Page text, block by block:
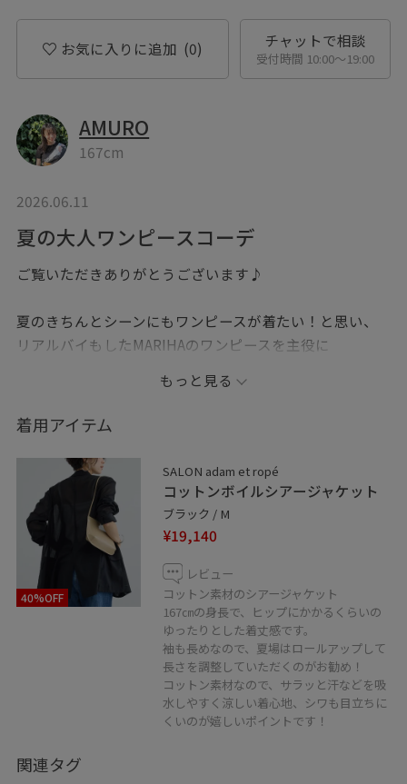
お気に入りに追加 (0) チャットで相談
受付時間 10:00〜19:00
AMURO
167cm
2026.06.11
夏の大人ワンピースコーデ
ご覧いただきありがとうございます♪
夏のきちんとシーンにもワンピースが着たい！と思い、
リアルバイもしたMARIHAのワンピースを主役に
甘さ際立つ広がりのあるワンピースには、シックな王道
ブラックジャケットが間違いないです！
どちらも通気性のよいコットン素材で、湿度の高いこの
時期にも快適に着られます♪
デザインがフェミニンでも、モノトーンならトライしや
すいですよね♡
◾︎ドレス（MARIHA 夏の月影のドレス）
◾︎シューズ（スタッフ私物）
※ moi salon et rope"の店舗でのお取り扱いとなります。
詳細については、店舗へ直接お問い合わせください。
が異なって見える場合がございます。 商品の色味はスタ
もっと見る
着用アイテム
40%OFF
SALON adam et ropé
コットンボイルシアージャケット
ブラック / M
¥19,140
レビュー
コットン素材のシアージャケット
167㎝の身長で、ヒップにかかるくらいの
ゆったりとした着丈感です。
袖も長めなので、夏場はロールアップして
長さを調整していただくのがお勧め！
コットン素材なので、サラッと汗などを吸
水しやすく涼しい着心地、シワも目立ちに
くいのが嬉しいポイントです！
関連タグ